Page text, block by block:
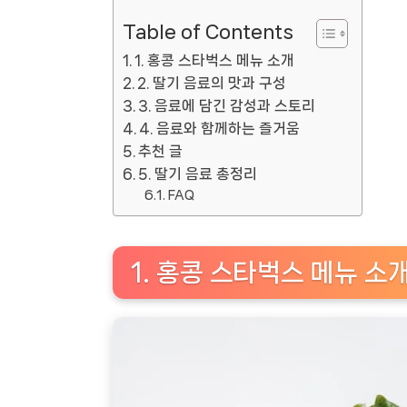
Table of Contents
1. 홍콩 스타벅스 메뉴 소개
2. 딸기 음료의 맛과 구성
3. 음료에 담긴 감성과 스토리
4. 음료와 함께하는 즐거움
추천 글
5. 딸기 음료 총정리
FAQ
1. 홍콩 스타벅스 메뉴 소